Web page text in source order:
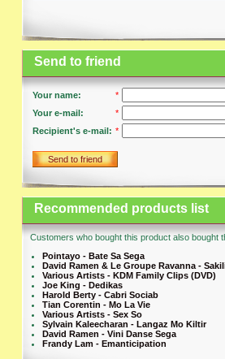
Send to friend
Your name:
*
Your e-mail:
*
Recipient's e-mail: *
Send to friend
Recommended products list
Customers who bought this product also bought
Pointayo - Bate Sa Sega
David Ramen & Le Groupe Ravanna -
Various Artists - KDM Family Clips (DVD)
Joe King - Dedikas
Harold Berty - Cabri Sociab
Tian Corentin - Mo La Vie
Various Artists - Sex So
Sylvain Kaleecharan - Langaz Mo Kiltir
David Ramen - Vini Danse Sega
Frandy Lam - Emanticipation